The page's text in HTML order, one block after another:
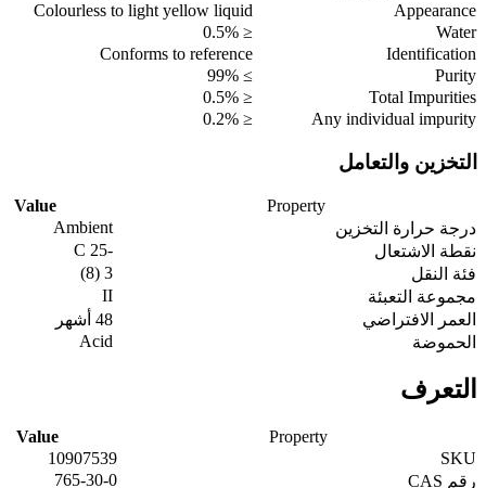
Appearance
Colourless to light yellow liquid
Water
≤ 0.5%
Identification
Conforms to reference
Purity
≥ 99%
Total Impurities
≤ 0.5%
Any individual impurity
≤ 0.2%
التخزين والتعامل
Property
Value
درجة حرارة التخزين
Ambient
نقطة الاشتعال
-25 C
فئة النقل
3 (8)
مجموعة التعبئة
II
العمر الافتراضي
48 أشهر
الحموضة
Acid
التعرف
Property
Value
SKU
10907539
رقم CAS
765-30-0